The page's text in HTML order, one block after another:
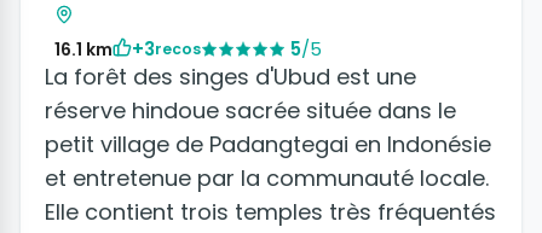
16.1 km +3recos 5/5
La forêt des singes d'Ubud est une
réserve hindoue sacrée située dans le
petit village de Padangtegai en Indonésie
et entretenue par la communauté locale.
Elle contient trois temples très fréquentés